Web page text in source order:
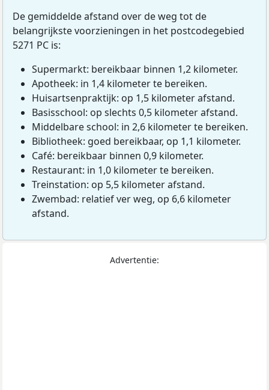
De gemiddelde afstand over de weg tot de
belangrijkste voorzieningen in het postcodegebied
5271 PC is:
Supermarkt: bereikbaar binnen 1,2 kilometer.
Apotheek: in 1,4 kilometer te bereiken.
Huisartsenpraktijk: op 1,5 kilometer afstand.
Basisschool: op slechts 0,5 kilometer afstand.
Middelbare school: in 2,6 kilometer te bereiken.
Bibliotheek: goed bereikbaar, op 1,1 kilometer.
Café: bereikbaar binnen 0,9 kilometer.
Restaurant: in 1,0 kilometer te bereiken.
Treinstation: op 5,5 kilometer afstand.
Zwembad: relatief ver weg, op 6,6 kilometer
afstand.
Advertentie: